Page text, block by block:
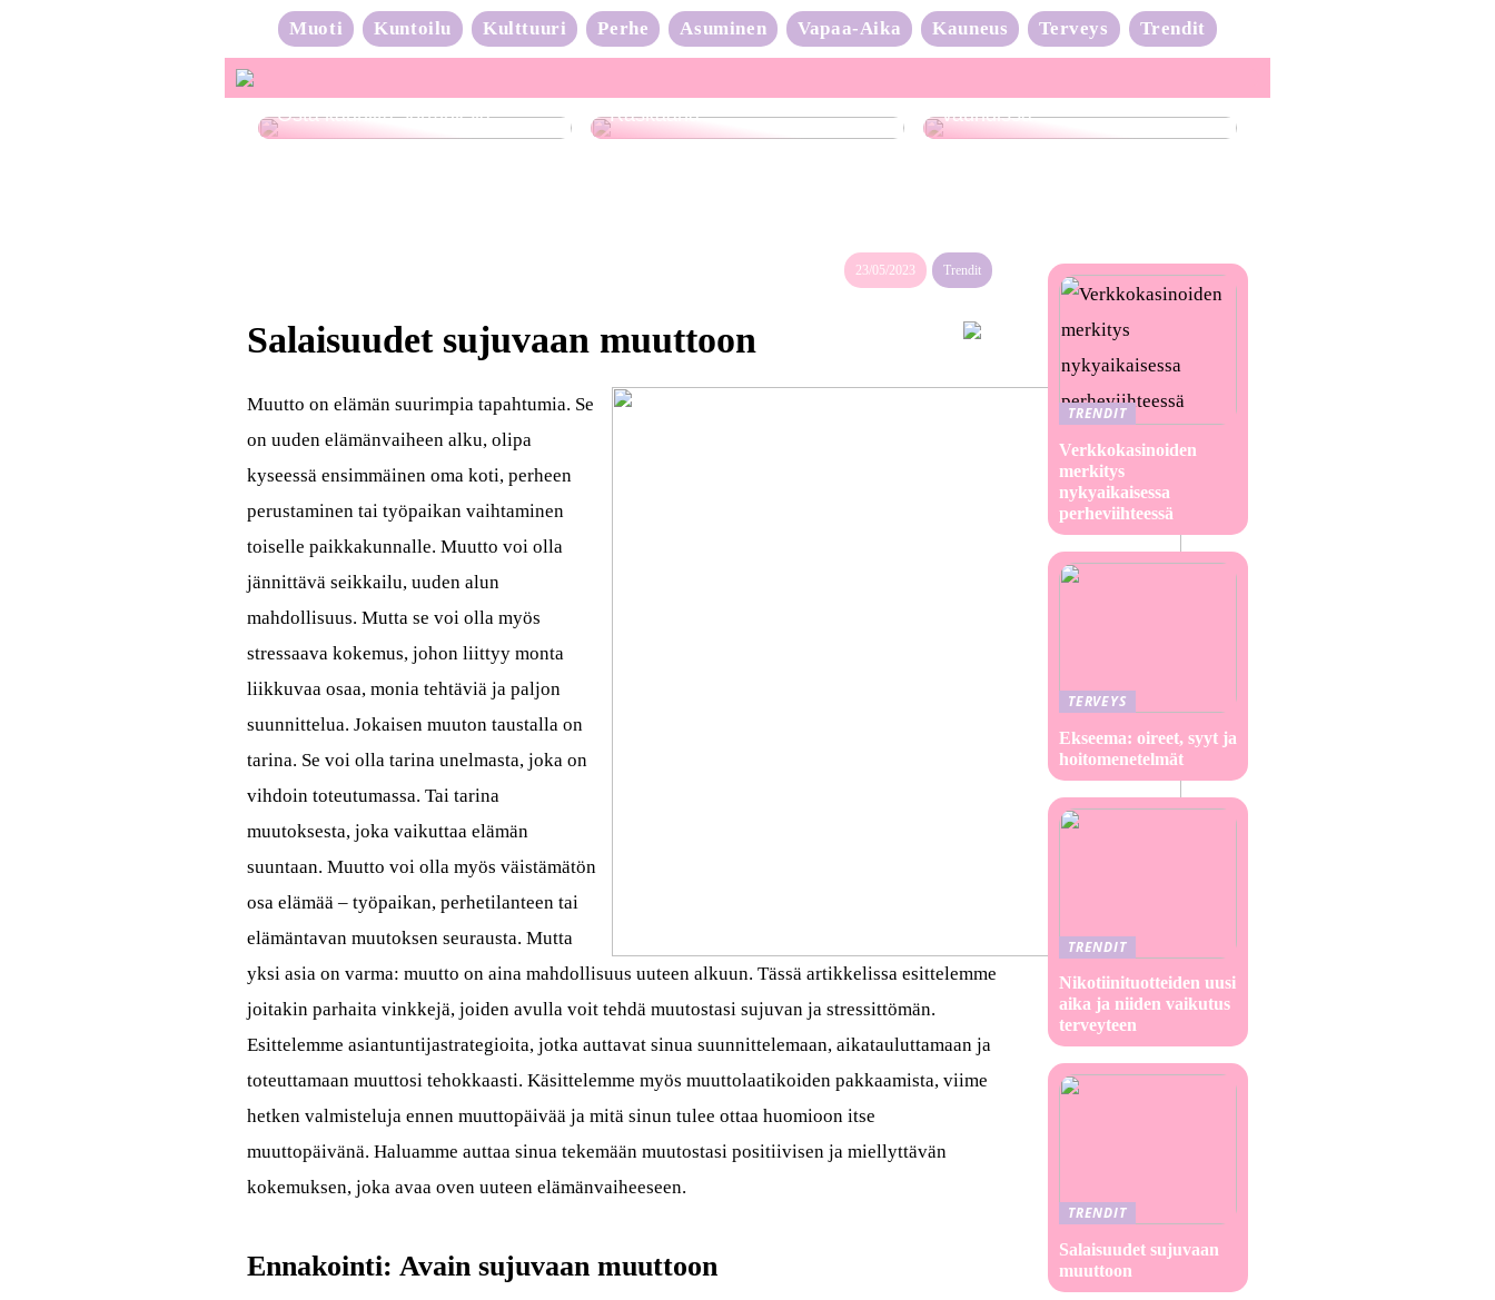
Muoti Kuntoilu Kulttuuri Perhe Asuminen Vapaa-Aika Kauneus Terveys Trendit
Osta kauniita sormuksia Raskaana?
Neulonta-aalto on täydessä
vauhdissa
23/05/2023 Trendit
Salaisuudet sujuvaan muuttoon
Muutto on elämän suurimpia tapahtumia. Se
on uuden elämänvaiheen alku, olipa
kyseessä ensimmäinen oma koti, perheen
perustaminen tai työpaikan vaihtaminen
toiselle paikkakunnalle. Muutto voi olla
jännittävä seikkailu, uuden alun
mahdollisuus. Mutta se voi olla myös
stressaava kokemus, johon liittyy monta
liikkuvaa osaa, monia tehtäviä ja paljon
suunnittelua. Jokaisen muuton taustalla on
tarina. Se voi olla tarina unelmasta, joka on
vihdoin toteutumassa. Tai tarina
muutoksesta, joka vaikuttaa elämän
suuntaan. Muutto voi olla myös väistämätön
osa elämää – työpaikan, perhetilanteen tai
elämäntavan muutoksen seurausta. Mutta
yksi asia on varma: muutto on aina mahdollisuus uuteen alkuun. Tässä artikkelissa esittelemme
joitakin parhaita vinkkejä, joiden avulla voit tehdä muutostasi sujuvan ja stressittömän.
Esittelemme asiantuntijastrategioita, jotka auttavat sinua suunnittelemaan, aikatauluttamaan ja
toteuttamaan muuttosi tehokkaasti. Käsittelemme myös muuttolaatikoiden pakkaamista, viime
hetken valmisteluja ennen muuttopäivää ja mitä sinun tulee ottaa huomioon itse
muuttopäivänä. Haluamme auttaa sinua tekemään muutostasi positiivisen ja miellyttävän
kokemuksen, joka avaa oven uuteen elämänvaiheeseen.
Ennakointi: Avain sujuvaan muuttoon
TRENDIT
Verkkokasinoiden
merkitys
nykyaikaisessa
perheviihteessä
TERVEYS
Ekseema: oireet, syyt ja
hoitomenetelmät
TRENDIT
Nikotiinituotteiden uusi
aika ja niiden vaikutus
terveyteen
TRENDIT
Salaisuudet sujuvaan
muuttoon